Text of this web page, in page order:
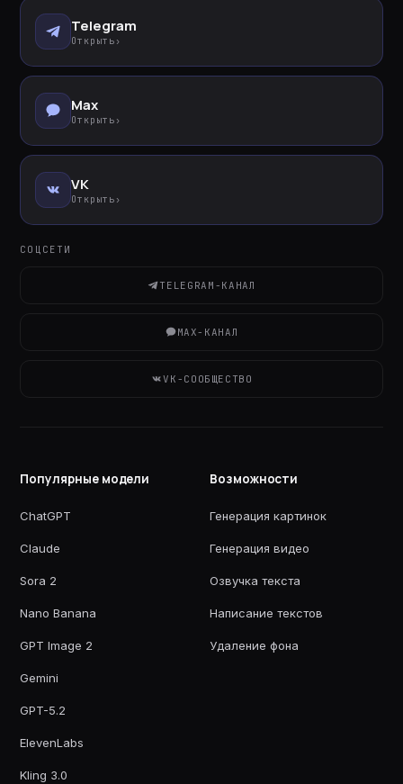
Telegram
Открыть ›
Max
Открыть ›
VK
Открыть ›
СОЦСЕТИ
TELEGRAM-КАНАЛ
MAX-КАНАЛ
VK-СООБЩЕСТВО
Популярные модели
ChatGPT
Claude
Sora 2
Nano Banana
GPT Image 2
Gemini
GPT-5.2
ElevenLabs
Kling 3.0
Возможности
Генерация картинок
Генерация видео
Озвучка текста
Написание текстов
Удаление фона